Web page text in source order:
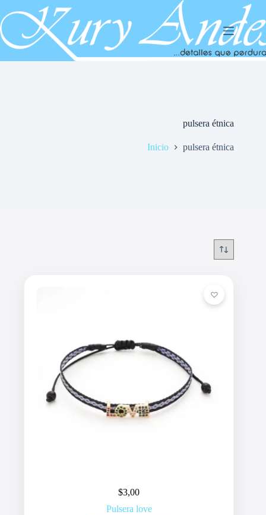
al
contenido
pulsera étnica
Inicio pulsera étnica
$3,00
Pulsera love